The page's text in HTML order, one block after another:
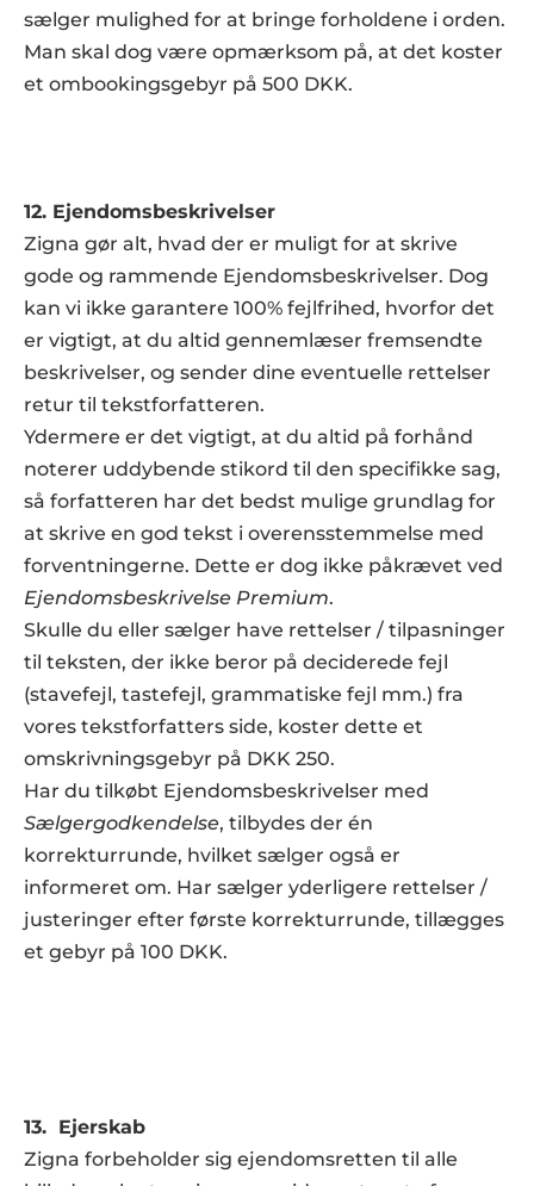
sælger mulighed for at bringe forholdene i orden.
Man skal dog være opmærksom på, at det koster
et ombookingsgebyr på 500 DKK.
12. Ejendomsbeskrivelser
Zigna gør alt, hvad der er muligt for at skrive
gode og rammende Ejendomsbeskrivelser. Dog
kan vi ikke garantere 100% fejlfrihed, hvorfor det
er vigtigt, at du altid gennemlæser fremsendte
beskrivelser, og sender dine eventuelle rettelser
retur til tekstforfatteren.
Ydermere er det vigtigt, at du altid på forhånd
noterer uddybende stikord til den specifikke sag,
så forfatteren har det bedst mulige grundlag for
at skrive en god tekst i overensstemmelse med
Ejendomsbeskrivelse Premium.
Skulle du eller sælger have rettelser / tilpasninger
til teksten, der ikke beror på deciderede fejl
(stavefejl, tastefejl, grammatiske fejl mm.) fra
vores tekstforfatters side, koster dette et
omskrivningsgebyr på DKK 250.
Sælgergodkendelse, tilbydes der én
korrekturrunde, hvilket sælger også er
informeret om. Har sælger yderligere rettelser /
justeringer efter første korrekturrunde, tillægges
et gebyr på 100 DKK.
13.  Ejerskab
Zigna forbeholder sig ejendomsretten til alle